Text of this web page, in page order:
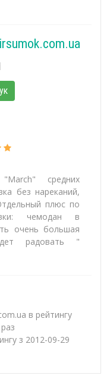
средних
без нареканий,
плюс по
чемодан в
очень большая
радовать "
в рейтингу
з 2012-09-29